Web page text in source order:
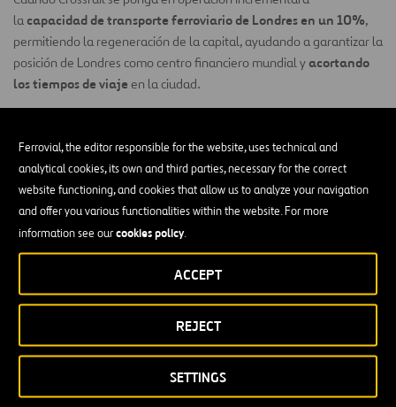
Ferrovial, the editor responsible for the website, uses technical and
analytical cookies, its own and third parties, necessary for the correct
website functioning, and cookies that allow us to analyze your navigation
and offer you various functionalities within the website. For more
information see ourcookies policy.
SETTINGS
REJECT
ACCEPT
la capacidad de transporte ferroviario de Londres en un 10%,
permitiendo la regeneración de la capital, ayudando a garantizar la
posición de Londres como centro financiero mundial y acortando
los tiempos de viaje en la ciudad.
una de las
más concurridas
en el Reino Unido, convirtiéndose en el
nudo central de Crossrail. La utilizarán
140 trenes y150.000
personas/horay comunicará con 3 de los 5 aeropuertos de
Londres y las afueras de la ciudad.
Ferrovial Construcciónha recibido el
enfoque integral hacia la salud y la seguridad por todo el país (UK) ,
y el equipo de Farringdon ha sido galardonado los tres últimos
años consecutivos con el premioMost Considerate Siteen los
Considerate Constructors National Site Awards
Actualmente, se están completando los trabajos de los
, inclinados20 grados
toneladas de segmentos prefabricados de hormigón. Estos